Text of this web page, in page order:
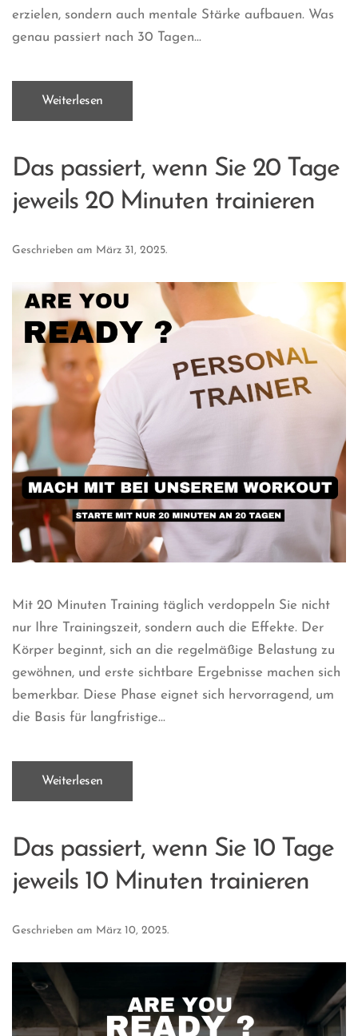
erzielen, sondern auch mentale Stärke aufbauen. Was
genau passiert nach 30 Tagen...
Weiterlesen
Das passiert, wenn Sie 20 Tage
jeweils 20 Minuten trainieren
Geschrieben am März 31, 2025.
Mit 20 Minuten Training täglich verdoppeln Sie nicht
nur Ihre Trainingszeit, sondern auch die Effekte. Der
Körper beginnt, sich an die regelmäßige Belastung zu
gewöhnen, und erste sichtbare Ergebnisse machen sich
bemerkbar. Diese Phase eignet sich hervorragend, um
die Basis für langfristige...
Weiterlesen
Das passiert, wenn Sie 10 Tage
jeweils 10 Minuten trainieren
Geschrieben am März 10, 2025.